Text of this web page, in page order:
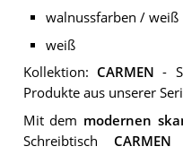
walnussfarben / weiß
weiß
Kollektion: CARMEN -
Produkte aus unserer
Mit dem modernen
Schreibtisch CARMEN